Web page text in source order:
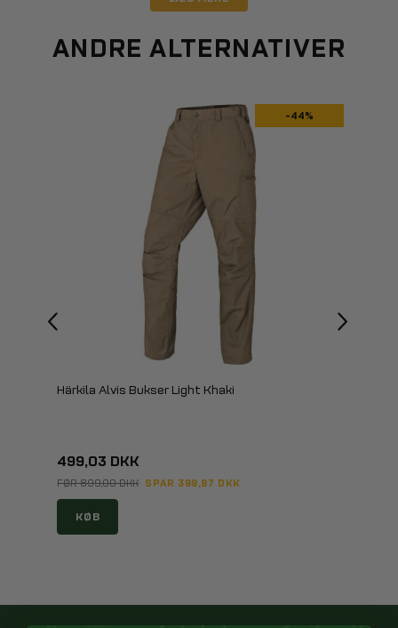
ANDRE ALTERNATIVER
-44%
Härkila Alvis Bukser Light Khaki
499,03 DKK
FØR 899,00 DKK SPAR 399,97 DKK
KØB